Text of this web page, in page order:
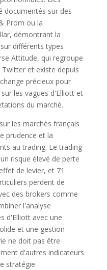
documentés sur des
Prom ou la
démontrant la
différents types
Attitude, qui regroupe
et existe depuis
précieux pour
les vagues d'Elliott et
du marché.
les marchés français
prudence et la
au trading. Le trading
risque élevé de perte
de levier, et 71
perdent de
des brokers comme
l'analyse
d'Elliott avec une
et une gestion
ne doit pas être
d'autres indicateurs
stratégie